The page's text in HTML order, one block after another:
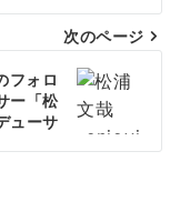
次のページ
フォロ
ー「松
ューサ